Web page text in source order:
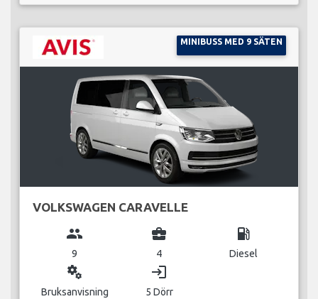
MINIBUSS MED 9 SÄTEN
VOLKSWAGEN CARAVELLE
group
9
business_center
4
local_gas_station
Diesel
miscellaneous_services
Bruksanvisning
login
5 Dörr